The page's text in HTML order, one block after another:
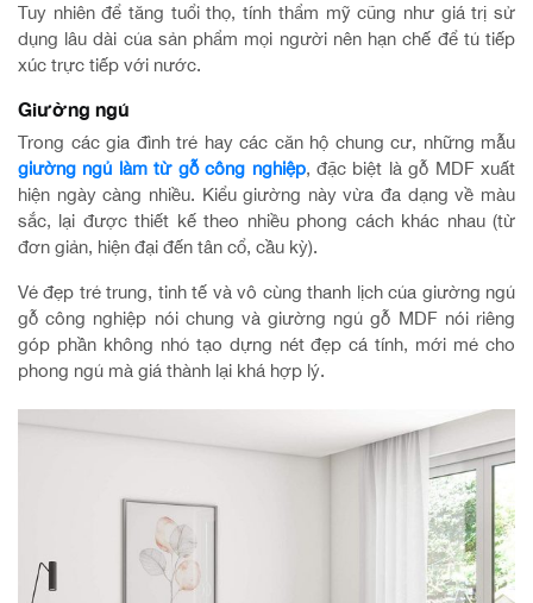
Tuy nhiên để tăng tuổi thọ, tính thẩm mỹ cũng như giá trị sử
dụng lâu dài của sản phẩm mọi người nên hạn chế để tủ tiếp
xúc trực tiếp với nước.
Giường ngủ
Trong các gia đình trẻ hay các căn hộ chung cư, những mẫu
giường ngủ làm từ gỗ công nghiệp, đặc biệt là gỗ MDF xuất
hiện ngày càng nhiều. Kiểu giường này vừa đa dạng về màu
sắc, lại được thiết kế theo nhiều phong cách khác nhau (từ
đơn giản, hiện đại đến tân cổ, cầu kỳ).
Vẻ đẹp trẻ trung, tinh tế và vô cùng thanh lịch của giường ngủ
gỗ công nghiệp nói chung và giường ngủ gỗ MDF nói riêng
góp phần không nhỏ tạo dựng nét đẹp cá tính, mới mẻ cho
phong ngủ mà giá thành lại khá hợp lý.